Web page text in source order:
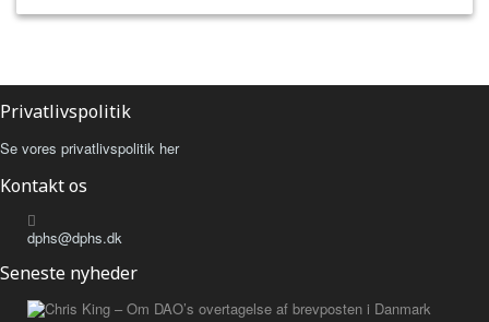
Privatlivspolitik
Se vores privatlivspolitik her
Kontakt os
dphs@dphs.dk
Seneste nyheder